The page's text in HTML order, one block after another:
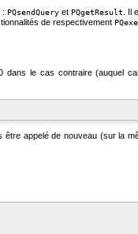
: PQsendQuery et PQgetResult . Il
de respectivement
le cas contraire (auquel
être appelé de nouveau (sur la